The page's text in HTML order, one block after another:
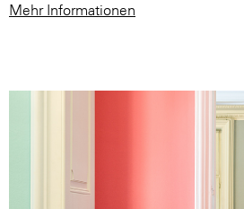
Mehr Informationen